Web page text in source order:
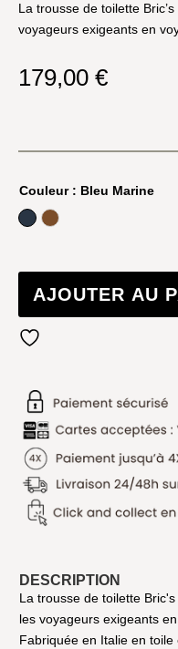
La trousse de toilette
voyageurs exigeants en
179,00 €
Couleur: Bleu Marine
Bleu Marine
Camel
AJOUTER AU
DESCRIPTION
La trousse de toilette
les voyageurs exigeants
Fabriquée en Italie en